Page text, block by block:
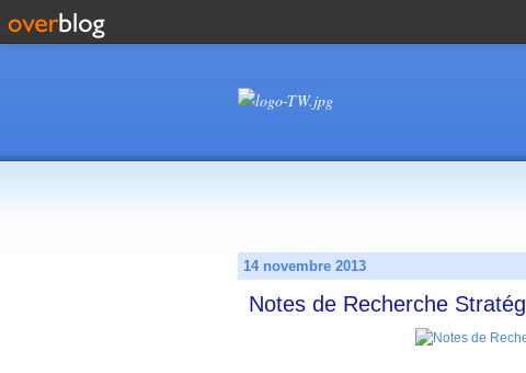
14 novembre 2013
Notes de Recherche